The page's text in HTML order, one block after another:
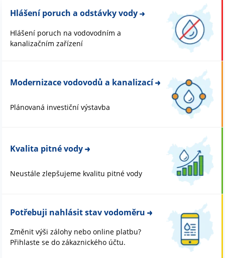
Hlášení poruch a odstávky vody
Hlášení poruch na vodovodním a
kanalizačním zařízení
Modernizace vodovodů a kanalizací
Plánovaná investiční výstavba
Kvalita pitné vody
Neustále zlepšujeme kvalitu pitné vody
Potřebuji nahlásit stav vodoměru
Změnit výši zálohy nebo online platbu?
Přihlaste se do zákaznického účtu.